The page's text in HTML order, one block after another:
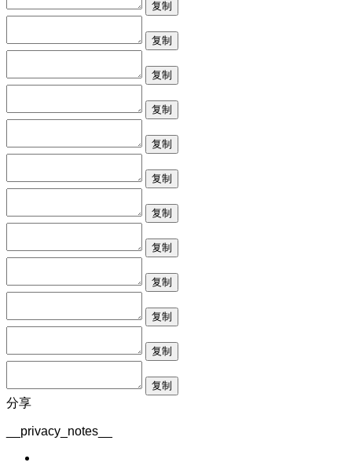
复制
复制
复制
复制
复制
复制
复制
复制
复制
复制
复制
复制
分享
__privacy_notes__